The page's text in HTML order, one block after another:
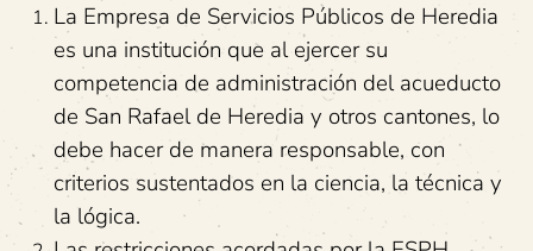
La Empresa de Servicios Públicos de Heredia
es una institución que al ejercer su
competencia de administración del acueducto
de San Rafael de Heredia y otros cantones, lo
debe hacer de manera responsable, con
criterios sustentados en la ciencia, la técnica y
la lógica.